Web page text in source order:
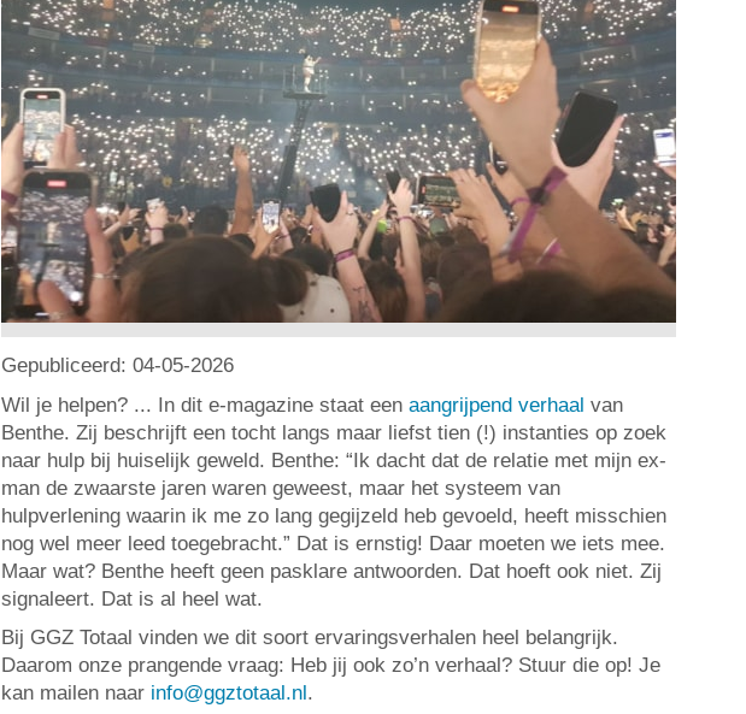
Gepubliceerd: 04-05-2026
Wil je helpen? ... In dit e-magazine staat een aangrijpend verhaal van
Benthe. Zij beschrijft een tocht langs maar liefst tien (!) instanties op zoek
naar hulp bij huiselijk geweld. Benthe: “Ik dacht dat de relatie met mijn ex-
man de zwaarste jaren waren geweest, maar het systeem van
hulpverlening waarin ik me zo lang gegijzeld heb gevoeld, heeft misschien
nog wel meer leed toegebracht.” Dat is ernstig! Daar moeten we iets mee.
Maar wat? Benthe heeft geen pasklare antwoorden. Dat hoeft ook niet. Zij
signaleert. Dat is al heel wat.
Bij GGZ Totaal vinden we dit soort ervaringsverhalen heel belangrijk.
Daarom onze prangende vraag: Heb jij ook zo’n verhaal? Stuur die op! Je
kan mailen naar info@ggztotaal.nl.